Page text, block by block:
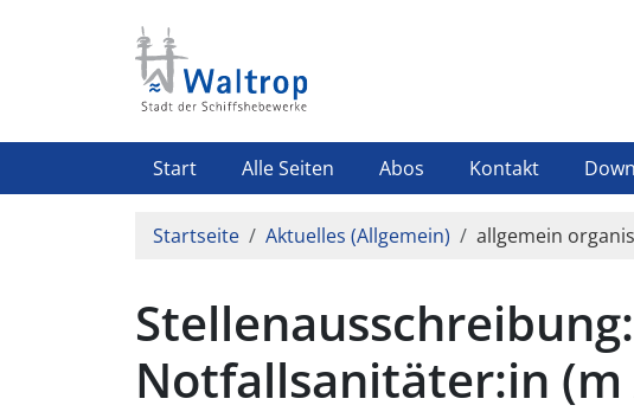
Highlight Menü
Start Alle Seiten Abos Kontakt
Pfadnavigation
Startseite Aktuelles (Allgemein) allgemein
Stellenausschreibung:
Notfallsanitäter:in